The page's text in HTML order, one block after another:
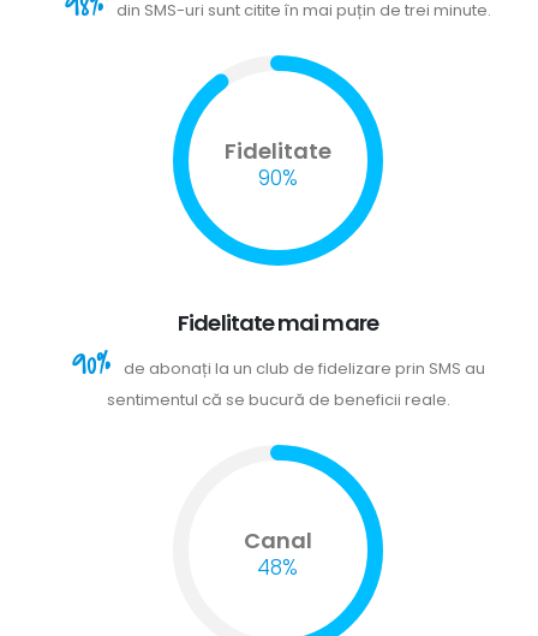
din SMS-uri sunt citite în mai puțin de trei minute.
Fidelitate
90%
Fidelitate mai mare
90%
de abonați la un club de fidelizare prin SMS au
sentimentul că se bucură de beneficii reale.
Canal
48%